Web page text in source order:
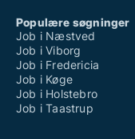
Populære søgninger
Job i Næstved
Job i Viborg
Job i Fredericia
Job i Køge
Job i Holstebro
Job i Taastrup